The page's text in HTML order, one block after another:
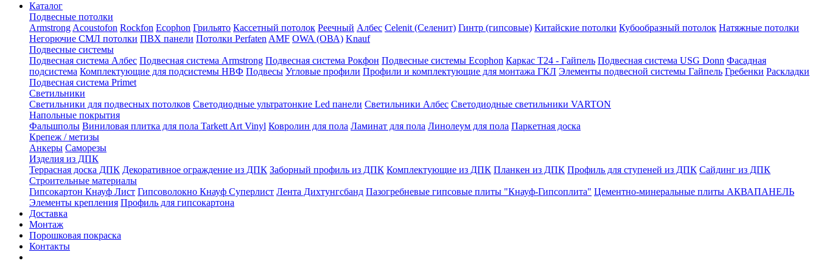
Каталог
Подвесные потолки
Armstrong Acoustofon Rockfon Ecophon Грильято Кассетный потолок Реечный Албес Celenit (Селенит) Гинтр (гипсовые) Китайские потолки Кубообразный потолок Натяжные потолки
Негорючие СМЛ потолки ПВХ панели Потолки Perfaten AMF OWA (ОВА) Knauf
Подвесные системы
Подвесная система Албес Подвесная система Armstrong Подвесная система Рокфон Подвесные системы Ecophon Каркас Т24 - Гайпель Подвесная система USG Donn Фасадная
подсистема Комплектующие для подсистемы НВФ Подвесы Угловые профили Профили и комплектующие для монтажа ГКЛ Элементы подвесной системы Гайпель Гребенки Раскладки
Подвесная система Primet
Светильники
Светильники для подвесных потолков Светодиодные ультратонкие Led панели Светильники Албес Светодиодные светильники VARTON
Напольные покрытия
Фальшполы Виниловая плитка для пола Tarkett Art Vinyl Ковролин для пола Ламинат для пола Линолеум для пола Паркетная доска
Крепеж / метизы
Анкеры Саморезы
Изделия из ДПК
Террасная доска ДПК Декоративное ограждение из ДПК Заборный профиль из ДПК Комплектующие из ДПК Планкен из ДПК Профиль для ступеней из ДПК Сайдинг из ДПК
Строительные материалы
Гипсокартон Кнауф Лист Гипсоволокно Кнауф Суперлист Лента Дихтунгсбанд Пазогребневые гипсовые плиты "Кнауф-Гипсоплита" Цементно-минеральные плиты АКВАПАНЕЛЬ
Элементы крепления Профиль для гипсокартона
Доставка
Монтаж
Порошковая покраска
Контакты